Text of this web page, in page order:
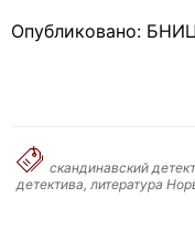
Опубликовано:
скандинавский
детектива, литература